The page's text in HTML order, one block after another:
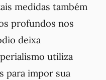
medidas também
profundos nos
deixa
utiliza
para impor sua